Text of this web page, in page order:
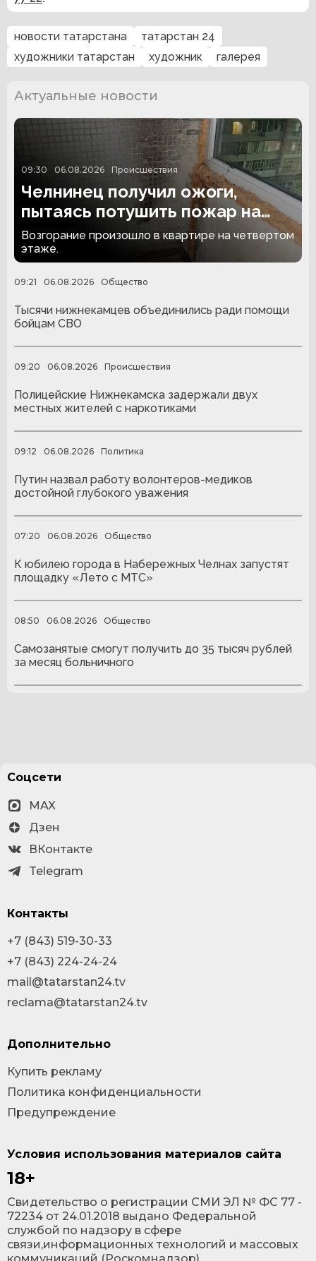
новости татарстана
татарстан 24
художники татарстан
художник галерея
Актуальные новости
09:30 06.08.2026 Происшествия
Челнинец получил ожоги,
пытаясь потушить пожар на
балконе
Возгорание произошло в квартире на четвертом
этаже.
09:21 06.08.2026 Общество
Тысячи нижнекамцев объединились ради помощи
бойцам СВО
09:20 06.08.2026 Происшествия
Полицейские Нижнекамска задержали двух
местных жителей с наркотиками
09:12 06.08.2026 Политика
Путин назвал работу волонтеров-медиков
достойной глубокого уважения
07:20 06.08.2026 Общество
К юбилею города в Набережных Челнах запустят
площадку «Лето с МТС»
08:50 06.08.2026 Общество
Самозанятые смогут получить до 35 тысяч рублей
за месяц больничного
Условия использования материалов сайта
18+
Cвидетельство о регистрации СМИ ЭЛ № ФС 77 -
72234 от 24.01.2018 выдано Федеральной
службой по надзору в сфере
связи,информационных технологий и массовых
Соцсети
MAX
Дзен
ВКонтакте
Telegram
Контакты
+7 (843) 519-30-33
+7 (843) 224-24-24
mail@tatarstan24.tv
reclama@tatarstan24.tv
Дополнительно
Купить рекламу
Политика конфиденциальности
Предупреждение